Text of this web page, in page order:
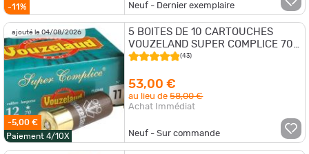
-11% Neuf - Dernier exemplaire
ajouté le 04/08/2026
-5,00 €
Paiement 4/10X
5 BOITES DE 10 CARTOUCHES
VOUZELAND SUPER COMPLICE 70
CAL 12/70 P7
(43)
53,00 €
au lieu de58,00 €
Achat Immédiat
Neuf - Sur commande